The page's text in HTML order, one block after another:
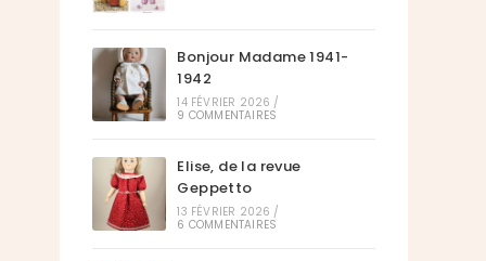
Bonjour Madame 1941-
1942
14 FÉVRIER 2026 /
9 COMMENTAIRES
Elise, de la revue
Geppetto
13 FÉVRIER 2026 /
6 COMMENTAIRES